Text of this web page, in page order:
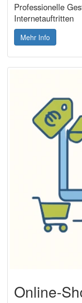
Professionelle
Internetauftritten
Mehr Info
Online-